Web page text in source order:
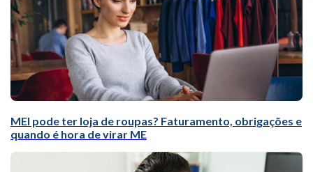
MEI pode ter loja de roupas? Faturamento, obrigações e
quando é hora de virar ME